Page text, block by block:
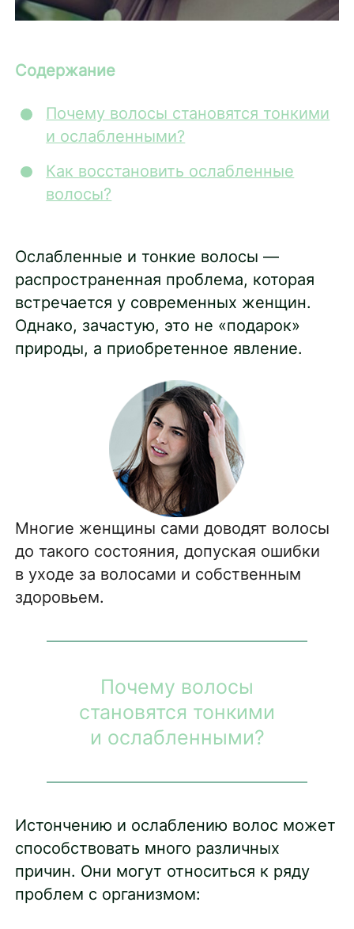
Содержание
Почему волосы становятся тонкими
и ослабленными?
Как восстановить ослабленные
волосы?
Ослабленные и тонкие волосы —
распространенная проблема, которая
встречается у современных женщин.
Однако, зачастую, это не «подарок»
природы, а приобретенное явление.
Многие женщины сами доводят волосы
до такого состояния, допуская ошибки
в уходе за волосами и собственным
здоровьем.
Почему волосы
становятся тонкими
и ослабленными?
Истончению и ослаблению волос может
способствовать много различных
причин. Они могут относиться к ряду
проблем с организмом: